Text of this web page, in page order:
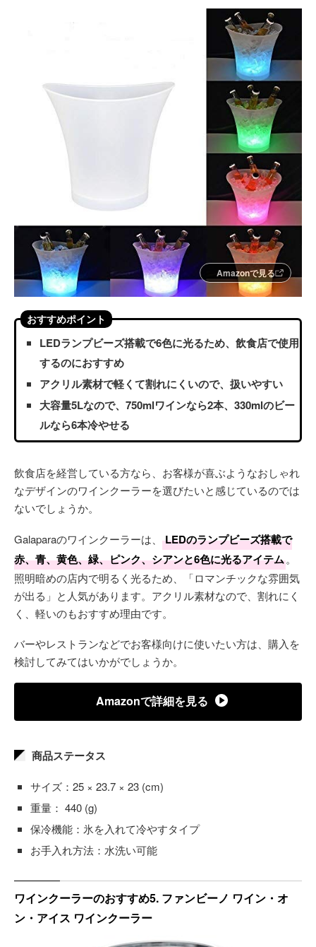
Amazonで見る
おすすめポイント
LEDランプビーズ搭載で6色に光るため、飲食店で使用
するのにおすすめ
アクリル素材で軽くて割れにくいので、扱いやすい
大容量5Lなので、750mlワインなら2本、330mlのビー
ルなら6本冷やせる
飲食店を経営している方なら、お客様が喜ぶようなおしゃれ
なデザインのワインクーラーを選びたいと感じているのでは
ないでしょうか。
Galaparaのワインクーラーは、
LEDのランプビーズ搭載で
赤、青、黄色、緑、ピンク、シアンと6色に光るアイテム。
照明暗めの店内で明るく光るため、「ロマンチックな雰囲気
が出る」と人気があります。アクリル素材なので、割れにく
く、軽いのもおすすめ理由です。
バーやレストランなどでお客様向けに使いたい方は、購入を
検討してみてはいかがでしょうか。
Amazonで詳細を見る
商品ステータス
サイズ：25 × 23.7 × 23 (cm)
重量： 440 (g)
保冷機能：氷を入れて冷やすタイプ
お手入れ方法：水洗い可能
ワインクーラーのおすすめ5. ファンビーノ ワイン・オ
ン・アイス ワインクーラー